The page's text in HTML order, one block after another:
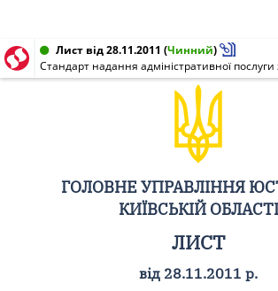
Лист від 28.11.2011 (Чинний)
ГОЛОВНЕ УПРАВЛІННЯ
КИЇВСЬКІЙ ОБЛАСТІ
ЛИСТ
від 28.11.2011 р.